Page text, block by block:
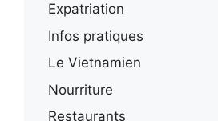
Expatriation
Infos pratiques
Le Vietnamien
Nourriture
Restaurants